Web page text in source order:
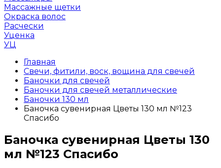
Массажные щетки
Окраска волос
Расчески
Уценка
УЦ
Главная
Свечи, фитили, воск, вощина для свечей
Баночки для свечей
Баночки для свечей металлические
Баночки 130 мл
Баночка сувенирная Цветы 130 мл №123
Спасибо
Баночка сувенирная Цветы 130
мл №123 Спасибо